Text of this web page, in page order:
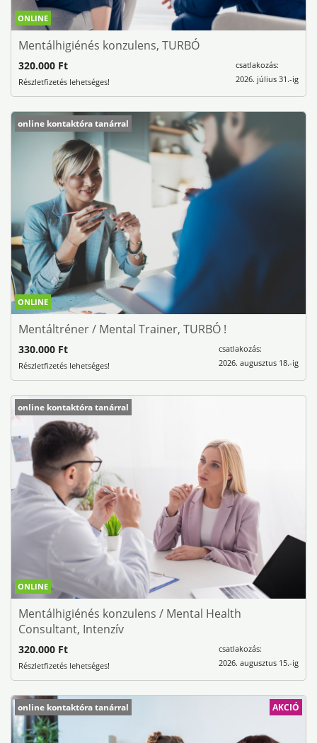
ONLINE
Mentálhigiénés konzulens, TURBÓ
csatlakozás:
2026. július 31.-ig
320.000 Ft
Részletfizetés lehetséges!
ONLINE
online kontaktóra tanárral
Mentáltréner / Mental Trainer, TURBÓ !
csatlakozás:
2026. augusztus 18.-ig
330.000 Ft
Részletfizetés lehetséges!
ONLINE
online kontaktóra tanárral
Mentálhigiénés konzulens / Mental Health
Consultant, Intenzív
csatlakozás:
2026. augusztus 15.-ig
320.000 Ft
Részletfizetés lehetséges!
online kontaktóra tanárral AKCIÓ